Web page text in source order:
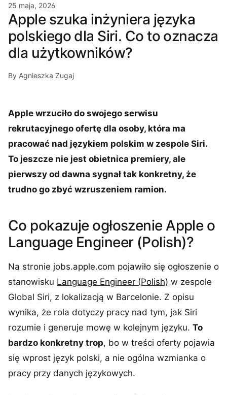
25 maja, 2026
Apple szuka inżyniera języka
polskiego dla Siri. Co to oznacza
dla użytkowników?
By Agnieszka Zugaj
Apple wrzuciło do swojego serwisu
rekrutacyjnego ofertę dla osoby, która ma
pracować nad językiem polskim w zespole Siri.
To jeszcze nie jest obietnica premiery, ale
pierwszy od dawna sygnał tak konkretny, że
trudno go zbyć wzruszeniem ramion.
Co pokazuje ogłoszenie Apple o
Language Engineer (Polish)?
Na stronie jobs.apple.com pojawiło się ogłoszenie o
stanowisku Language Engineer (Polish) w zespole
Global Siri, z lokalizacją w Barcelonie. Z opisu
wynika, że rola dotyczy pracy nad tym, jak Siri
rozumie i generuje mowę w kolejnym języku. To
bardzo konkretny trop, bo w treści oferty pojawia
się wprost język polski, a nie ogólna wzmianka o
pracy przy danych językowych.